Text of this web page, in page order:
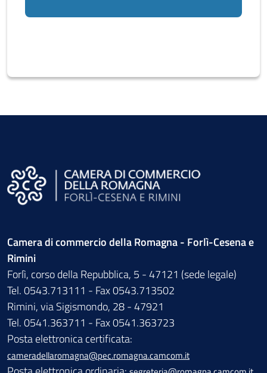
Camera di commercio della Romagna - Forlì-Cesena e
Rimini
Forlì, corso della Repubblica, 5 - 47121 (sede legale)
Tel. 0543.713111 - Fax 0543.713502
Rimini, via Sigismondo, 28 - 47921
Tel. 0541.363711 - Fax 0541.363723
Posta elettronica certificata:
cameradellaromagna@pec.romagna.camcom.it